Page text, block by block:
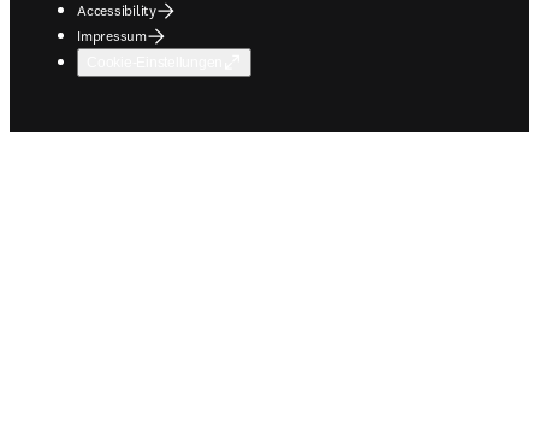
Accessibility
Impressum